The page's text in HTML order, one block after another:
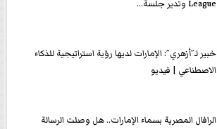
League وتدير جلسة...
خبير لـ”أزهري”: الإمارات لديها رؤية استراتيجية للذكاء
الاصطناعي | فيديو
الرافال المصرية بسماء الإمارات.. هل وصلت الرسالة